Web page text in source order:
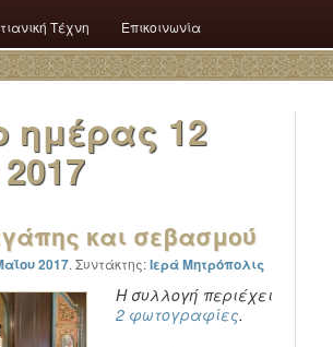
Τέχνη Επικοινωνία
ημέρας 12
και σεβασμού
2017.Συντάκτης:Ιερά Μητρόπολις
Η συλλογή περιέχει
2 φωτογραφίες.